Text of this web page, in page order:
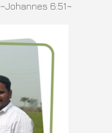
~Johannes 6:51~